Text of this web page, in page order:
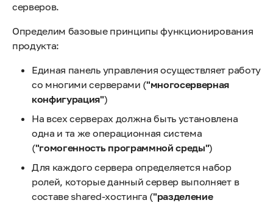
серверов.
Определим базовые принципы функционирования
продукта:
Единая панель управления осуществляет работу
со многими серверами ("многосерверная
конфигурация")
На всех серверах должна быть установлена
одна и та же операционная система
("гомогенность программной среды")
Для каждого сервера определяется набор
ролей, которые данный сервер выполняет в
составе shared-хостинга ("разделение